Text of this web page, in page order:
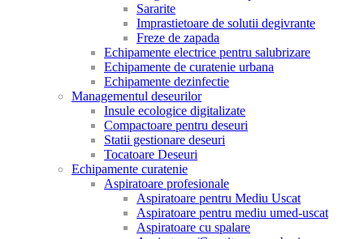
Sararite
Imprastietoare de solutii degivrante
Freze de zapada
Echipamente electrice pentru salubrizare
Echipamente de curatenie urbana
Echipamente dezinfectie
Managementul deseurilor
Insule ecologice digitalizate
Compactoare pentru deseuri
Statii gestionare deseuri
Tocatoare Deseuri
Echipamente curatenie
Aspiratoare profesionale
Aspiratoare pentru Mediu Uscat
Aspiratoare pentru mediu umed-uscat
Aspiratoare cu spalare